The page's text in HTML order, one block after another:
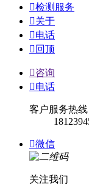
检测服务
关于
电话
 回顶
咨询
电话
客户服务热线
微信
关注我们